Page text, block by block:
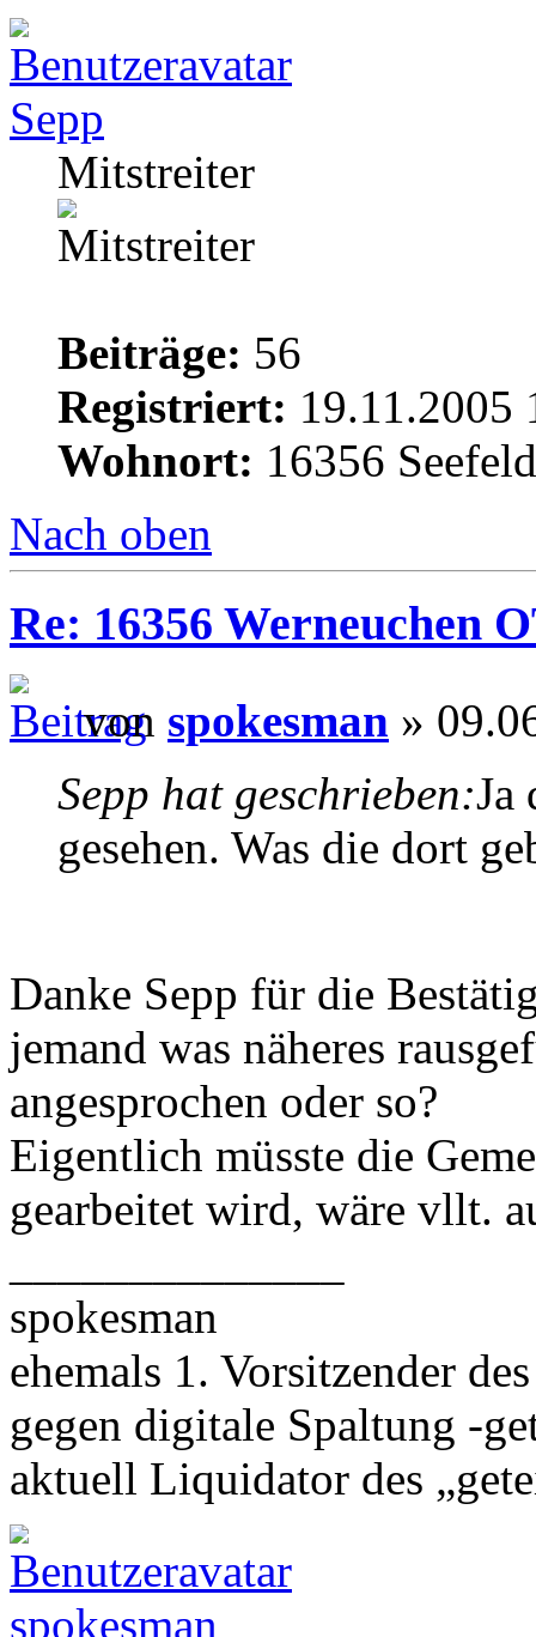
Sepp
Mitstreiter
Beiträge: 56
Registriert: 19.11.2005
Wohnort: 16356 Seefeld
Nach oben
Re: 16356 Werneuchen
von spokesman »
Sepp hat geschrieben:Ja
gesehen. Was die dort
Danke Sepp für die
jemand was näheres
angesprochen oder so?
Eigentlich müsste die
gearbeitet wird, wäre vllt.
spokesman
ehemals 1. Vorsitzender
gegen digitale Spaltung -
aktuell Liquidator des
spokesman